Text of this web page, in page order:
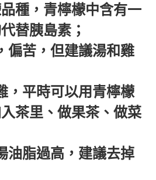
種，青檸檬中含有一
替胰島素；
偏苦，但建議湯和雞
，平時可以用青檸檬
茶里、做果茶、做菜
油脂過高，建議去掉